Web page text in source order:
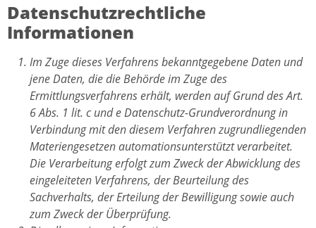
Datenschutzrechtliche
Informationen
Im Zuge dieses Verfahrens bekanntgegebene Daten und
jene Daten, die die Behörde im Zuge des
Ermittlungsverfahrens erhält, werden auf Grund des Art.
6 Abs. 1 lit. c und e Datenschutz-Grundverordnung in
Verbindung mit den diesem Verfahren zugrundliegenden
Materiengesetzen automationsunterstützt verarbeitet.
Die Verarbeitung erfolgt zum Zweck der Abwicklung des
eingeleiteten Verfahrens, der Beurteilung des
Sachverhalts, der Erteilung der Bewilligung sowie auch
zum Zweck der Überprüfung.